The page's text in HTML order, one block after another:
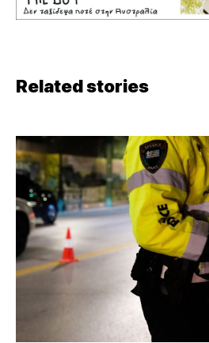
Related stories